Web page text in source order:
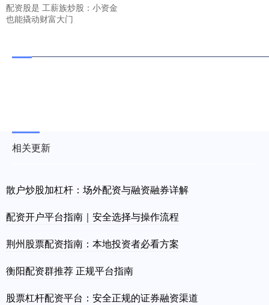
配资股是 工薪族炒股：小资金
也能撬动财富大门
相关更新
散户炒股加杠杆：场外配资与融资融券详解
配资开户平台指南｜安全选择与操作流程
荆州股票配资指南：本地投资者必看方案
衡阳配资群推荐 正规平台指南
股票杠杆配资平台：安全正规的证券融资渠道